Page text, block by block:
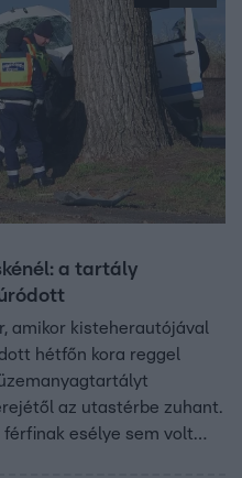
a tartály
amikor kisteherautójával
hétfőn kora reggel
az utastérbe zuhant.
esélye sem volt